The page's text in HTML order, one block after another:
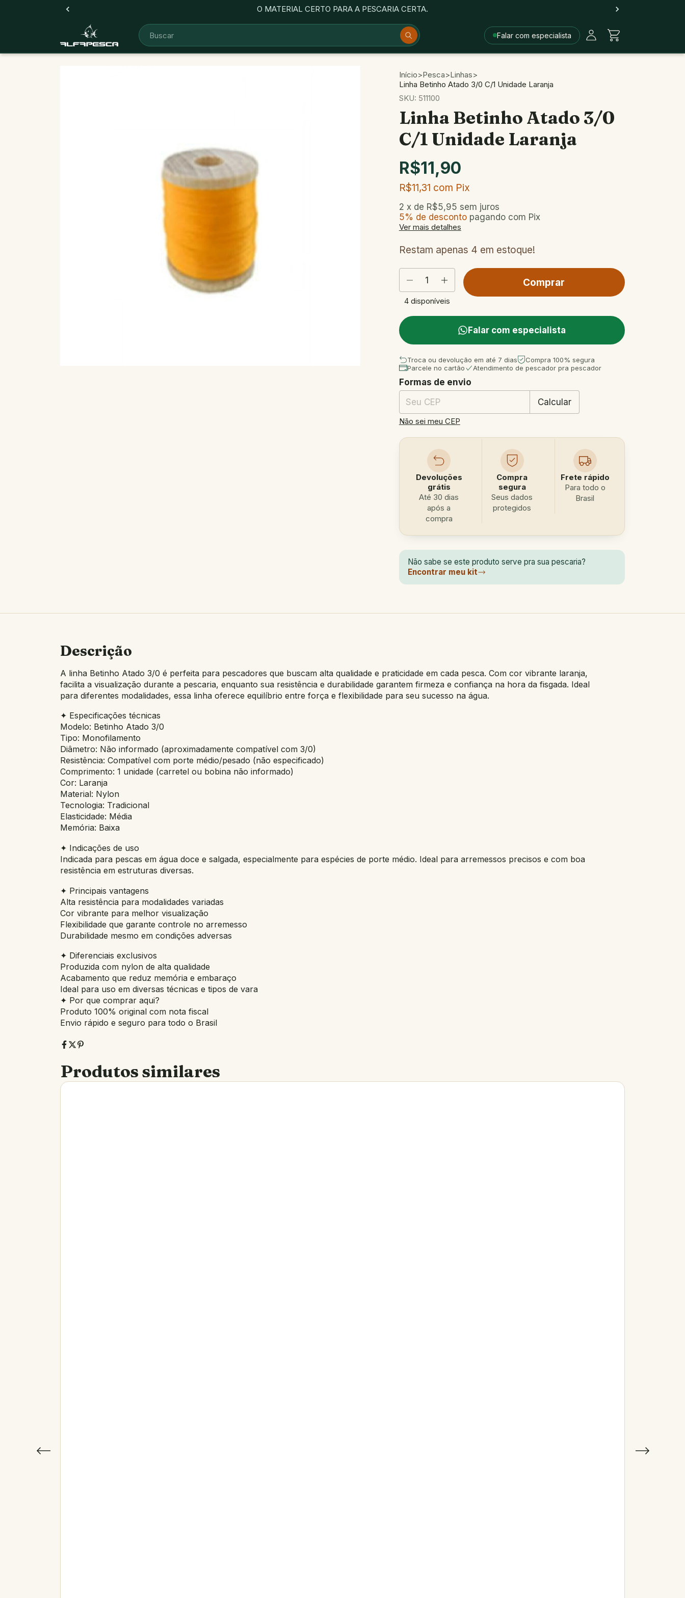
O MATERIAL CERTO PARA A PESCARIA CERTA.
Falar com especialista
Início>Pesca>Linhas>
Linha Betinho Atado 3/0 C/1 Unidade Laranja
SKU: 511100
Linha Betinho Atado 3/0
C/1 Unidade Laranja
R$11,90
R$11,31 com Pix
2 x de R$5,95 sem juros
5% de descontopagando com Pix
Ver mais detalhes
Restam apenas 4 em estoque!
4 disponíveis
Falar com especialista
Troca ou devolução em até 7 dias
Compra 100% segura
Parcele no cartão
Atendimento de pescador pra pescador
Entregas para o CEP:
Formas de envio
Calcular
Não sei meu CEP
Devoluções
grátis
Até 30 dias
após a
compra
Compra
segura
Seus dados
protegidos
Frete rápido
Para todo o
Brasil
Não sabe se este produto serve pra sua pescaria?
Encontrar meu kit
Descrição
A linha Betinho Atado 3/0 é perfeita para pescadores que buscam alta qualidade e praticidade em cada pesca. Com cor vibrante laranja,
facilita a visualização durante a pescaria, enquanto sua resistência e durabilidade garantem firmeza e confiança na hora da fisgada. Ideal
para diferentes modalidades, essa linha oferece equilíbrio entre força e flexibilidade para seu sucesso na água.
✦ Especificações técnicas
Modelo: Betinho Atado 3/0
Tipo: Monofilamento
Diâmetro: Não informado (aproximadamente compatível com 3/0)
Resistência: Compatível com porte médio/pesado (não especificado)
Comprimento: 1 unidade (carretel ou bobina não informado)
Cor: Laranja
Material: Nylon
Tecnologia: Tradicional
Elasticidade: Média
Memória: Baixa
✦ Indicações de uso
Indicada para pescas em água doce e salgada, especialmente para espécies de porte médio. Ideal para arremessos precisos e com boa
resistência em estruturas diversas.
✦ Principais vantagens
Alta resistência para modalidades variadas
Cor vibrante para melhor visualização
Flexibilidade que garante controle no arremesso
Durabilidade mesmo em condições adversas
✦ Diferenciais exclusivos
Produzida com nylon de alta qualidade
Acabamento que reduz memória e embaraço
Ideal para uso em diversas técnicas e tipos de vara
✦ Por que comprar aqui?
Produto 100% original com nota fiscal
Envio rápido e seguro para todo o Brasil
Produtos similares